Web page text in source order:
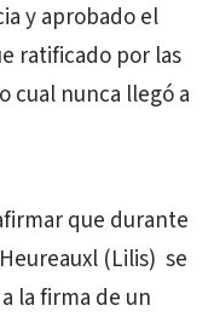
y aprobado el
ratificado por las
cual nunca llegó a
que durante
(Lilis) se
la firma de un